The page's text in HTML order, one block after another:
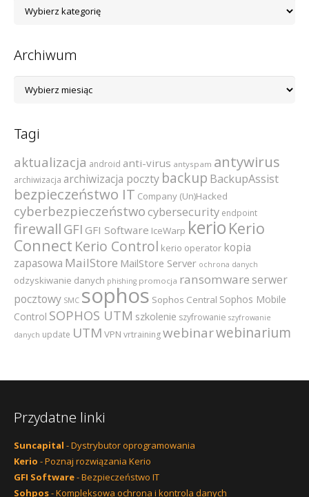
kategorii
Archiwum
Tagi
aktualizacja android anti-virus antyspam antywirus
archiwizacja archiwizacja poczty backup BackupAssist
bezpieczeństwo IT Company (Un)Hacked
cyberbezpieczeństwocybersecurity endpoint
firewall GFI GFI Software IceWarp kerio Kerio
Connect Kerio Control kerio operator kopia
zapasowa MailStore MailStore Server ochrona danych
odzyskiwanie danych phishing promocja ransomware serwer
pocztowy SMC sophos Sophos Central Sophos Mobile
Control SOPHOS UTM szkolenie szyfrowanie szyfrowanie
danych update UTM VPN vrtrainingwebinarwebinarium
Przydatne linki
Suncapital - Dystrybutor oprogramowania
Kerio - Poznaj rozwiązania Kerio
GFI Software- Bezpieczeństwo IT
Sohpos- Kompleksowa ochrona i kontrola danych